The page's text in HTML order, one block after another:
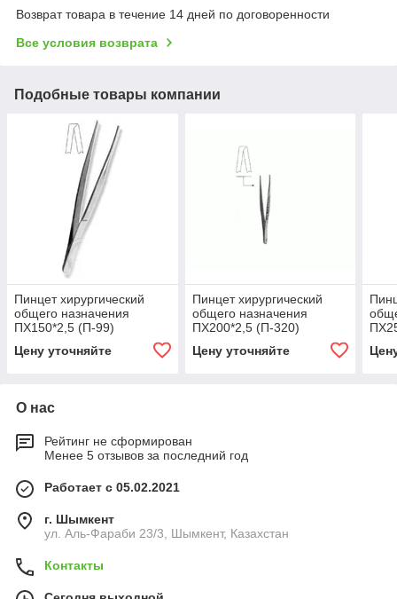
Возврат товара в течение 14 дней по договоренности
Все условия возврата
Подобные товары компании
Пинцет хирургический
общего назначения
ПХ150*2,5 (П-99)
Цену уточняйте
Пинцет хирургический
общего назначения
ПХ200*2,5 (П-320)
Цену уточняйте
О нас
Рейтинг не сформирован
Менее 5 отзывов за последний год
Работает с 05.02.2021
г. Шымкент
ул. Аль-Фараби 23/3, Шымкент, Казахстан
Контакты